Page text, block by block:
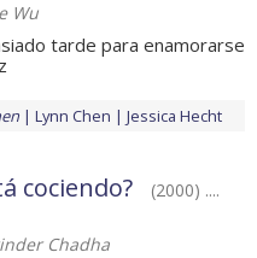
Wu
tarde para enamorarse
Lynn Chen Jessica Hecht
cociendo?
(2000) ....
Chadha